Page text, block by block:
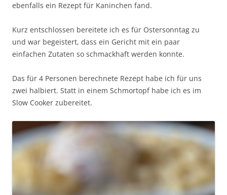
ebenfalls ein Rezept für Kaninchen fand.
Kurz entschlossen bereitete ich es für Ostersonntag zu
und war begeistert, dass ein Gericht mit ein paar
einfachen Zutaten so schmackhaft werden konnte.
Das für 4 Personen berechnete Rezept habe ich für uns
zwei halbiert. Statt in einem Schmortopf habe ich es im
Slow Cooker zubereitet.